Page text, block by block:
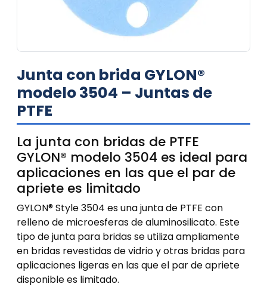
Junta con brida GYLON®
modelo 3504 – Juntas de
PTFE
La junta con bridas de PTFE
GYLON® modelo 3504 es ideal para
aplicaciones en las que el par de
apriete es limitado
GYLON® Style 3504 es una junta de PTFE con
relleno de microesferas de aluminosilicato. Este
tipo de junta para bridas se utiliza ampliamente
en bridas revestidas de vidrio y otras bridas para
aplicaciones ligeras en las que el par de apriete
disponible es limitado.